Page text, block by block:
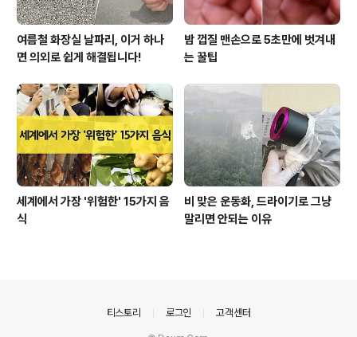
여름철 화장실 날파리, 이거 하나
면 의외로 쉽게 해결됩니다!
밤 껍질 맨손으로 5초만에 벗겨내
는 꿀팁
세계에서 가장 '위험한' 15가지 음
식
비 맞은 운동화, 드라이기로 그냥
말리면 안되는 이유
티스토리 로그인 고객센터